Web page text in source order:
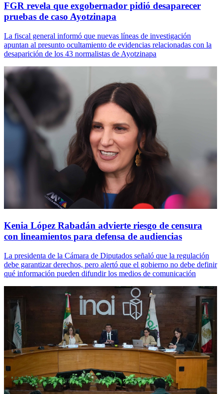
FGR revela que exgobernador pidió desaparecer
pruebas de caso Ayotzinapa
La fiscal general informó que nuevas líneas de investigación
apuntan al presunto ocultamiento de evidencias relacionadas con la
desaparición de los 43 normalistas de Ayotzinapa
Kenia López Rabadán advierte riesgo de censura
con lineamientos para defensa de audiencias
La presidenta de la Cámara de Diputados señaló que la regulación
debe garantizar derechos, pero alertó que el gobierno no debe definir
qué información pueden difundir los medios de comunicación